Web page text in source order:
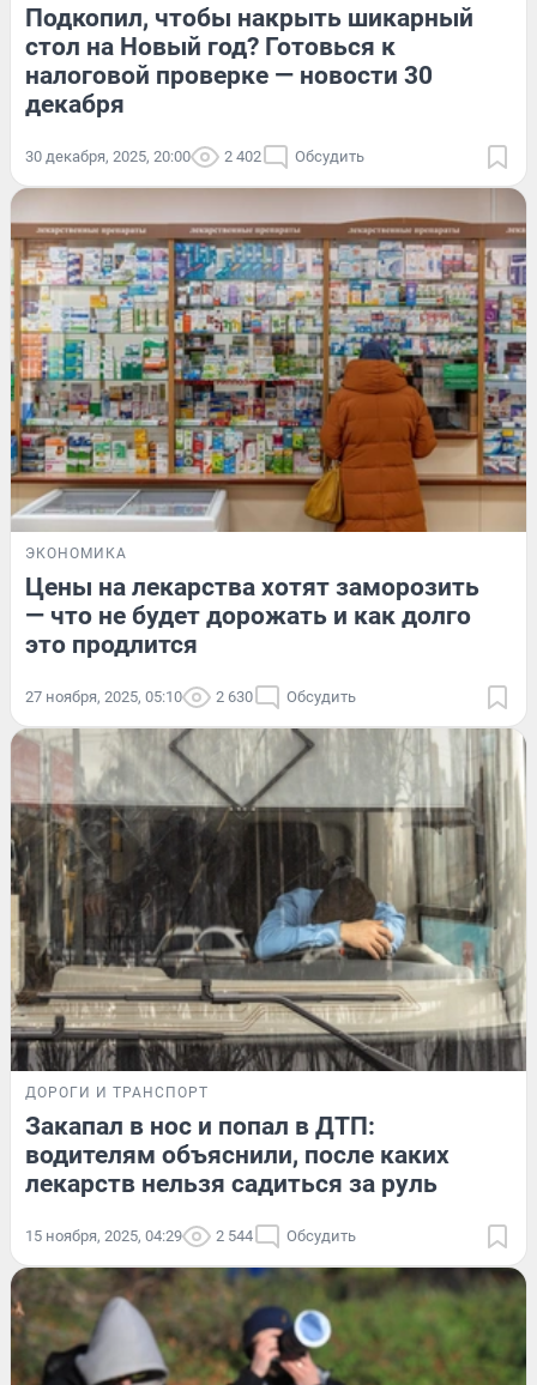
Подкопил, чтобы накрыть шикарный
стол на Новый год? Готовься к
налоговой проверке — новости 30
декабря
30 декабря, 2025, 20:00 2 402 Обсудить
ЭКОНОМИКА
Цены на лекарства хотят заморозить
— что не будет дорожать и как долго
это продлится
27 ноября, 2025, 05:10 2 630 Обсудить
ДОРОГИ И ТРАНСПОРТ
Закапал в нос и попал в ДТП:
водителям объяснили, после каких
лекарств нельзя садиться за руль
15 ноября, 2025, 04:29 2 544 Обсудить